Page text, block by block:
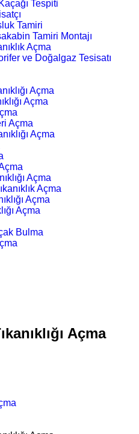
Tespiti
Tamiri
Tamiri Montajı
Açma
ve Doğalgaz Tesisatı
Açma
Açma
Açma
Açma
Açma
Açma
Açma
Açma
Bulma
Açma